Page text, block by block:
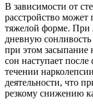
В зависимости от
расстройство может
тяжелой форме. При
дневную
при этом засыпание
сон наступает
течении
деятельности, что
резкому снижению